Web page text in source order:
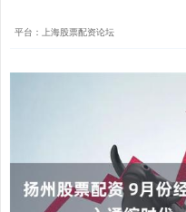
平台：上海股票配资论坛